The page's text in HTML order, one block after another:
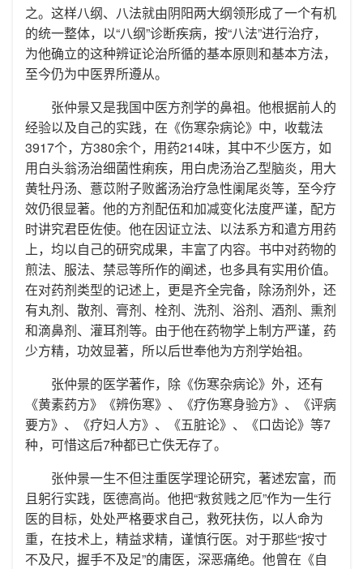
之。这样八纲、八法就由阴阳两大纲领形成了一个有机
的统一整体，以“八纲”诊断疾病，按“八法”进行治疗，
为他确立的这种辨证论治所循的基本原则和基本方法，
至今仍为中医界所遵从。
张仲景又是我国中医方剂学的鼻祖。他根据前人的
经验以及自己的实践，在《伤寒杂病论》中，收载法
3917个，方380余个，用药214味，其中不少医方，如
用白头翁汤治细菌性痢疾，用白虎汤治乙型脑炎，用大
黄牡丹汤、薏苡附子败酱汤治疗急性阑尾炎等，至今疗
效仍很显著。他的方剂配伍和加减变化法度严谨，配方
时讲究君臣佐使。他在因证立法、以法系方和遣方用药
上，均以自己的研究成果，丰富了内容。书中对药物的
煎法、服法、禁忌等所作的阐述，也多具有实用价值。
在对药剂类型的记述上，更是齐全完备，除汤剂外，还
有丸剂、散剂、膏剂、栓剂、洗剂、浴剂、酒剂、熏剂
和滴鼻剂、灌耳剂等。由于他在药物学上制方严谨，药
少方精，功效显著，所以后世奉他为方剂学始祖。
张仲景的医学著作，除《伤寒杂病论》外，还有
《黄素药方》《辨伤寒》、《疗伤寒身验方》、《评病
要方》、《疗妇人方》、《五脏论》、《口齿论》等7
种，可惜这后7种都已亡佚无存了。
张仲景一生不但注重医学理论研究，著述宏富，而
且躬行实践，医德高尚。他把“救贫贱之厄”作为一生行
医的目标，处处严格要求自己，救死扶伤，以人命为
重，在技术上，精益求精，谨慎行医。对于那些“按寸
不及尺，握手不及足”的庸医，深恶痛绝。他曾在《自